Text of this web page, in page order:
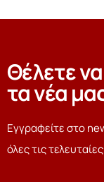
Θέλετε
τα νέα
Εγγραφείτε στο
όλες τις